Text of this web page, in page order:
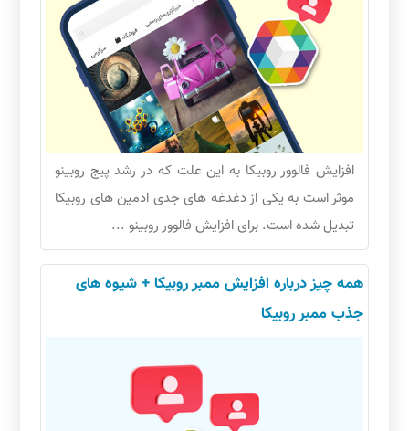
افزایش فالوور روبیکا به این علت که در رشد پیج روبینو
موثر است به یکی از دغدغه های جدی ادمین های روبیکا
تبدیل شده است. برای افزایش فالوور روبینو ...
همه چیز درباره افزایش ممبر روبیکا + شیوه های
جذب ممبر روبیکا